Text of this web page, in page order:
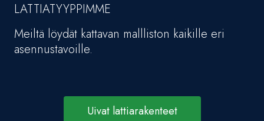
LATTIATYYPPIMME
Meiltä löydät kattavan mallliston kaikille eri
asennustavoille.
Uivat lattiarakenteet